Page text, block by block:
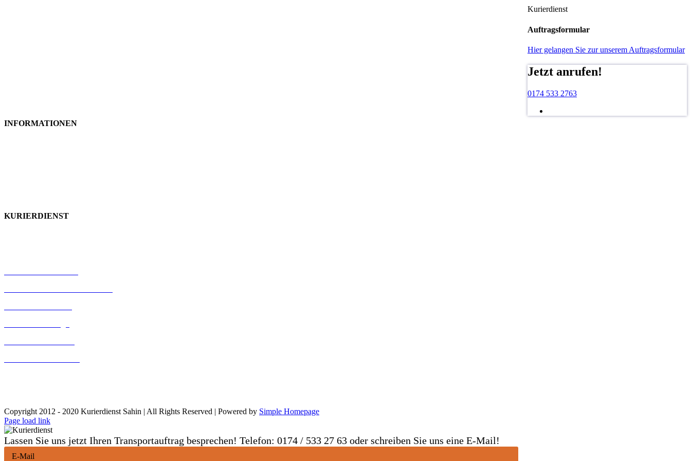
Kurierdienst
Auftragsformular
Hier gelangen Sie zur unserem Auftragsformular
Jetzt anrufen!
0174 533 2763
INFORMATIONEN
KURIERDIENST
Copyright 2012 - 2020 Kurierdienst Sahin | All Rights Reserved | Powered by Simple Homepage
Page load link
Lassen Sie uns jetzt Ihren Transportauftrag besprechen! Telefon: 0174 / 533 27 63 oder schreiben Sie uns eine E-Mail!
E-Mail